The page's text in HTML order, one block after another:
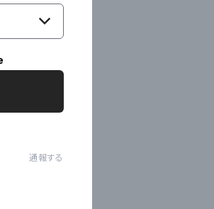
通報する